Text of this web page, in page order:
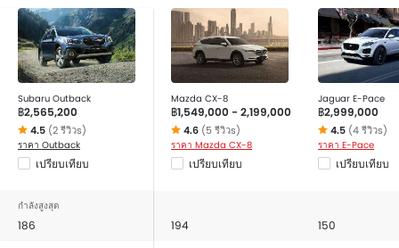
ไฟส่องสว่างภายในห้องโดยสาร, ที่รองศีรษะผู้โดยสารตอนหลัง,
ที่พักแขนตรงกลางเบาะหลัง, ที่วางแก้วน้ำด้านหน้า, ที่วางแก้วน้ำ
ด้านหลัง, ที่วางขวดน้ำ, ไฟส่องสว่างห้องสัมภาระท้าย, แผงบัง
แดดพร้อมกระจกแต่งหน้า and ที่พักแขนคอนโซลกลาง.
Features for Entertainment & communication include
ระบบเครื่องเสียงหน้าจอสัมผัส, ระบบเครื่องเสียงวิทยุ FM/AM,
การเชื่อมต่อบลูทูธ, เครื่องเล่น CD, ช่องเชื่อมต่อ USB และ/หรือ
AUX, ลำโพงด้านหน้า, ลำโพงด้านหลัง and ระบบเครื่องเสียง
The interior features include มาตรวัดความเร็วรอบ, หน้าปัด
บอกระยะทางแบบมัลติทริป, เบาะหนัง, พวงมาลัยหุ้มหนัง, นาฬิกา
Subaru Outback
฿2,565,200
4.5 (2 รีวิวs)
ราคา Outback
เปรียบเทียบ
Mazda CX-8
฿1,549,000 - 2,199,000
4.6 (5 รีวิวs)
ราคา Mazda CX-8
เปรียบเทียบ
Jaguar E-Pace
฿2,999,000
4.5 (4 รีวิวs)
ราคา E-Pace
เปรียบเทียบ
กำลังสูงสุด
186 194 150